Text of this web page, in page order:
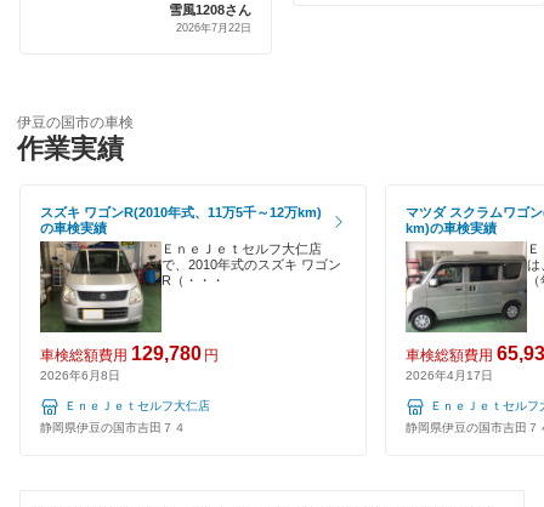
周智郡
駿東郡
田方郡
沼津市
榛原郡
ハイブリッド車OK
EV車OK
120分以内の車検
1日車検
夜間受付
整備保証
1級整備士在籍
雪風1208さん
2026年7月22日
伊豆の国市の車検
作業実績
スズキ ワゴンR(2010年式、11万5千～12万km)
の車検実績
ＥｎｅＪｅｔセルフ大仁店
で、2010年式のスズキ ワゴン
R（・・・
車検総額費用 129,780 円
2026年6月8日
ＥｎｅＪｅｔセルフ大仁店
静岡県伊豆の国市吉田７４
マツダ スクラムワゴ
km)の車検実績
は
（
車検総額費用
2026年4月17日
ＥｎｅＪｅｔセルフ
静岡県伊豆の国市吉田７